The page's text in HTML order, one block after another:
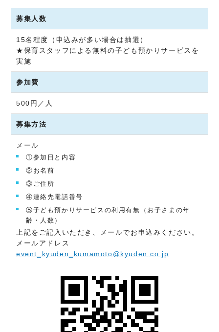
募集人数
15名程度（申込みが多い場合は抽選）
★保育スタッフによる無料の子ども預かりサービスを
実施
参加費
500円／人
募集方法
メール
①参加日と内容
②お名前
③ご住所
④連絡先電話番号
⑤子ども預かりサービスの利用有無（お子さまの年
齢・人数）
上記をご記入いただき、メールでお申込みください。
メールアドレス
event_kyuden_kumamoto@kyuden.co.jp